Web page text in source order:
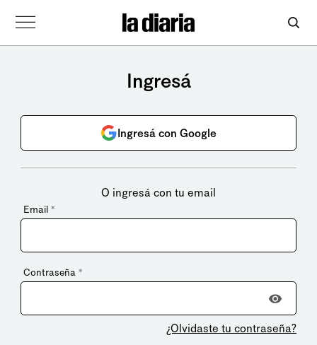
Ingresá
Ingresá con Google
O ingresá con tu email
Email *
Contraseña *
¿Olvidaste tu contraseña?